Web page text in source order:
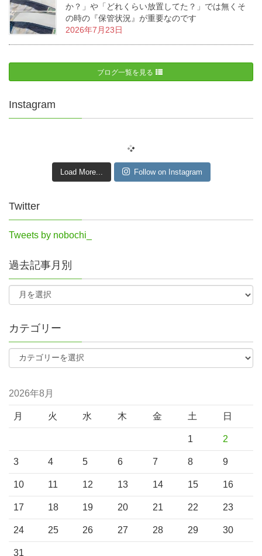
か？」や「どれくらい放置してた？」では無くそ
の時の『保管状況』が重要なのです
2026年7月23日
ブログ一覧を見る
Instagram
Load More... Follow on Instagram
Twitter
Tweets by nobochi_
過去記事月別
カテゴリー
2026年8月
月 火 水 木 金 土 日
1 2
3 4 5 6 7 8 9
10 11 12 13 14 15 16
17 18 19 20 21 22 23
24 25 26 27 28 29 30
31